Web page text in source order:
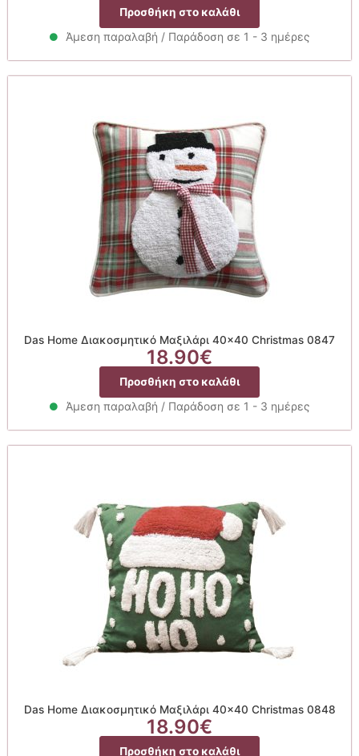
Προσθήκη στο καλάθι
Άμεση παραλαβή / Παράδοση σε 1 - 3 ημέρες
Das Home Διακοσμητικό Μαξιλάρι 40×40 Christmas 0847
18.90€
Προσθήκη στο καλάθι
Άμεση παραλαβή / Παράδοση σε 1 - 3 ημέρες
Das Home Διακοσμητικό Μαξιλάρι 40×40 Christmas 0848
18.90€
Προσθήκη στο καλάθι